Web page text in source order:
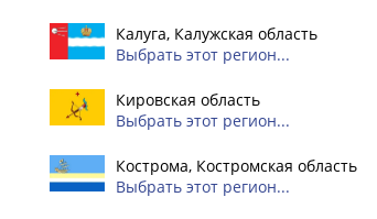
Калуга, Калужская область
Выбрать этот регион...
Кировская область
Выбрать этот регион...
Кострома, Костромская область
Выбрать этот регион...